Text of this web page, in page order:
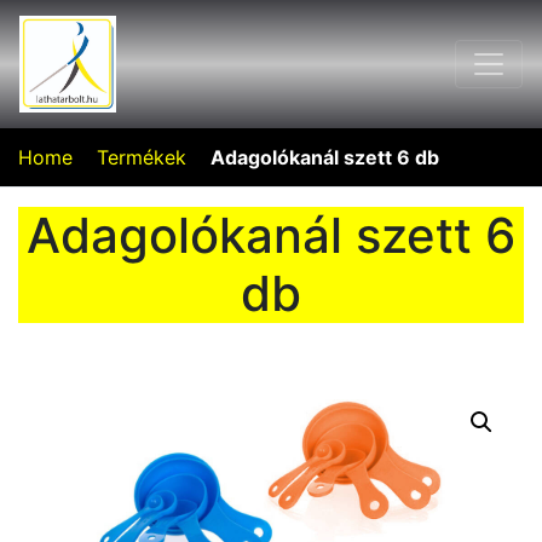
Home Termékek Adagolókanál szett 6 db
Adagolókanál szett 6
db